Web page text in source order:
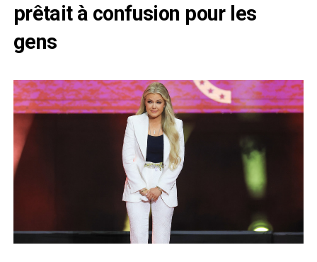
prêtait à confusion pour les
gens